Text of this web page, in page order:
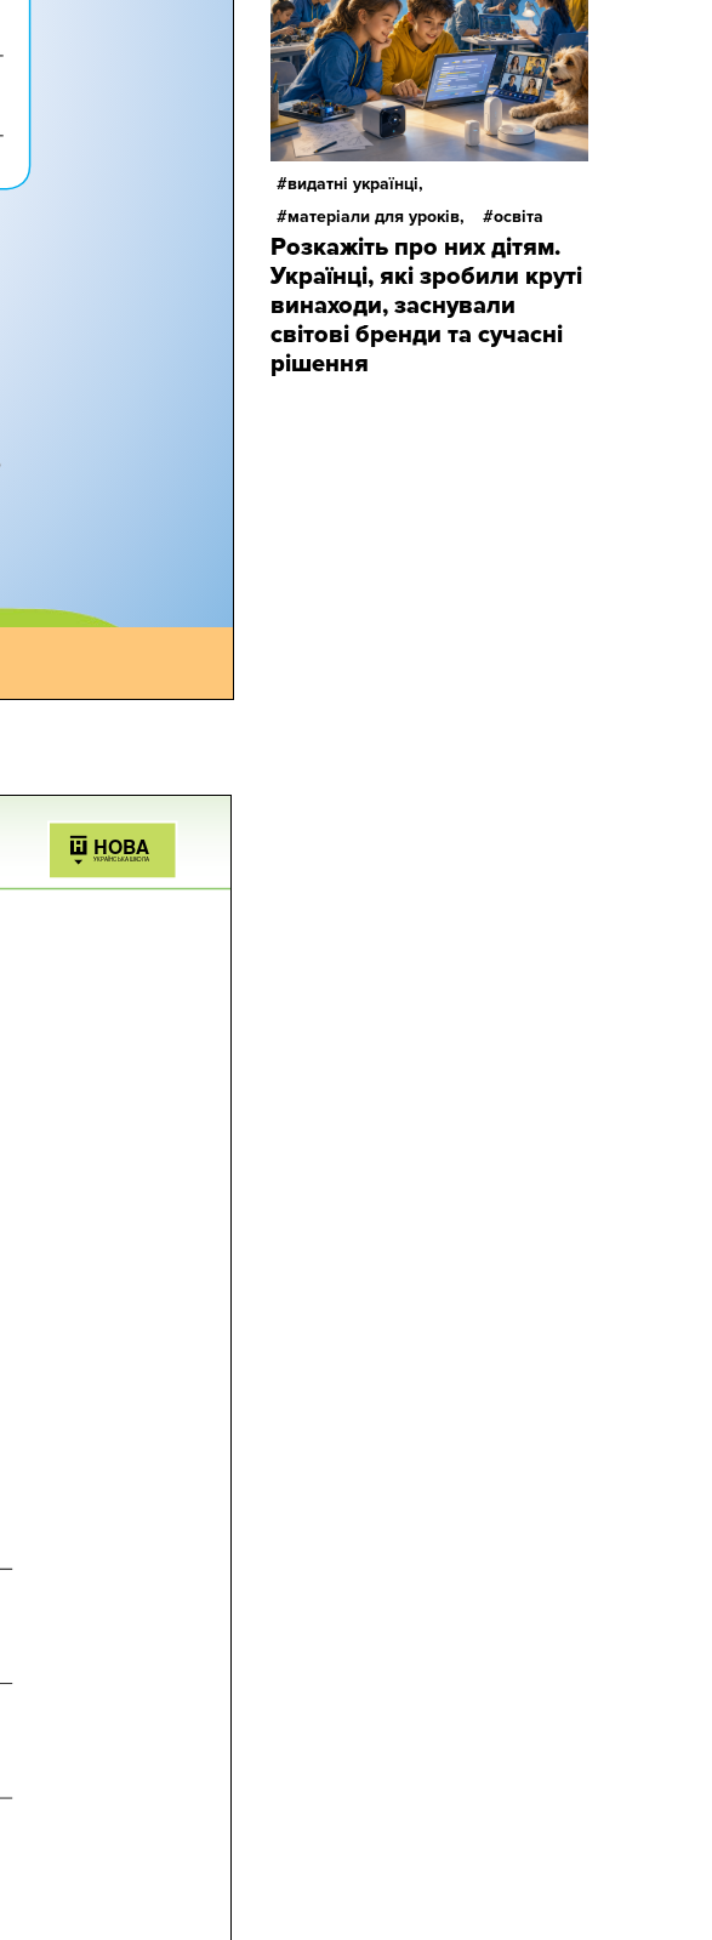
видатні українці,
матеріали для уроків,
освіта
Розкажіть про них дітям.
Українці, які зробили круті
винаходи, заснували
світові бренди та сучасні
рішення